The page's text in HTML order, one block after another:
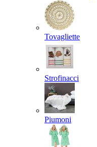
Tovagliette
Strofinacci
Piumoni